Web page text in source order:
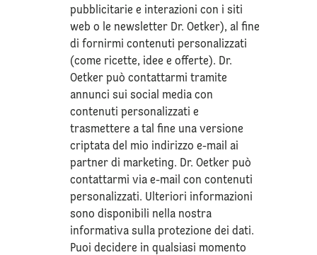
pubblicitarie e interazioni con i siti
web o le newsletter Dr. Oetker), al fine
di fornirmi contenuti personalizzati
(come ricette, idee e offerte). Dr.
Oetker può contattarmi tramite
annunci sui social media con
contenuti personalizzati e
trasmettere a tal fine una versione
criptata del mio indirizzo e-mail ai
partner di marketing. Dr. Oetker può
contattarmi via e-mail con contenuti
personalizzati. Ulteriori informazioni
sono disponibili nella nostra
informativa sullaprotezione dei dati.
Puoi decidere in qualsiasi momento